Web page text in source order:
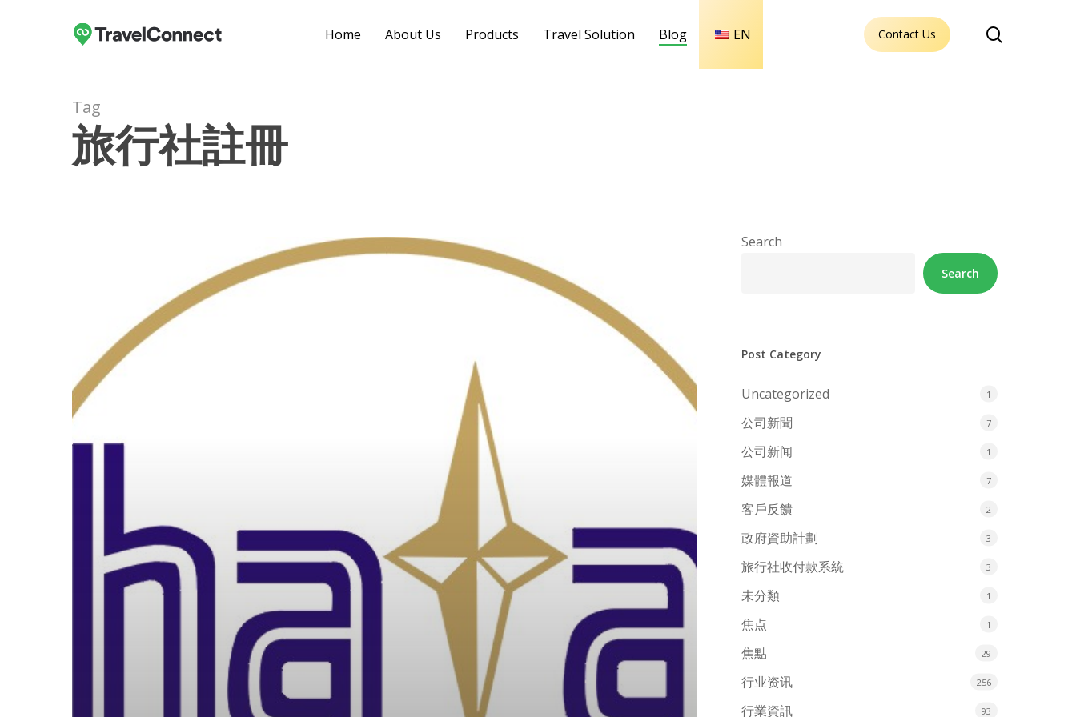
Hit enter to search or ESC to close
Home About Us Products Travel Solution Blog EN Contact Us
Tag
旅行社註冊
Search
Search
Post Category
Uncategorized 1
公司新聞 7
公司新闻 1
媒體報道 7
客戶反饋 2
政府資助計劃 3
旅行社收付款系統 3
未分類 1
焦点 1
焦點 29
行业资讯 256
行業資訊 93